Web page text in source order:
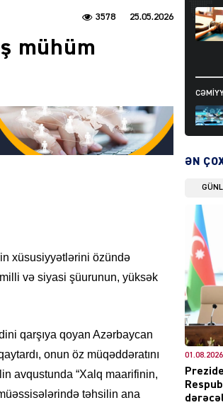
25.05.2026
3578
mühüm
xüsusiyyətlərini özündə
və siyasi şüurunun, yüksək
qarşıya qoyan Azərbaycan
onun öz müqəddəratını
avqustunda “Xalq maarifinin,
təhsilin ana
DÜNYA
ŞOU-
ƏN
01.08.2026